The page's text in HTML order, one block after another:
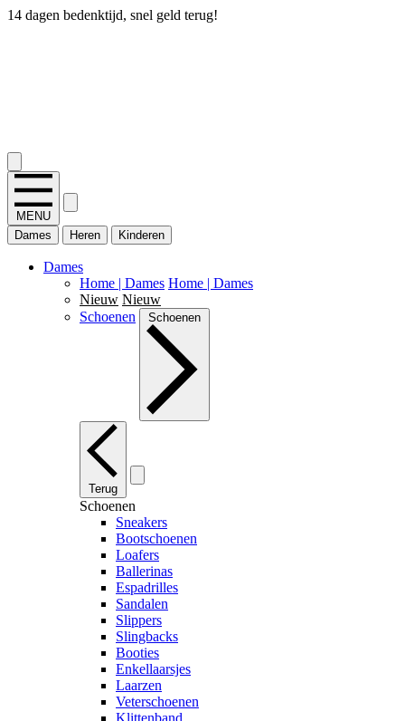
14 dagen bedenktijd, snel geld terug!
MENU
Dames
Heren Kinderen
Dames
Home | Dames Home | Dames
Nieuw Nieuw
Schoenen
Schoenen
Terug
Schoenen
Sneakers
Bootschoenen
Loafers
Ballerinas
Espadrilles
Sandalen
Slippers
Slingbacks
Booties
Enkellaarsjes
Laarzen
Veterschoenen